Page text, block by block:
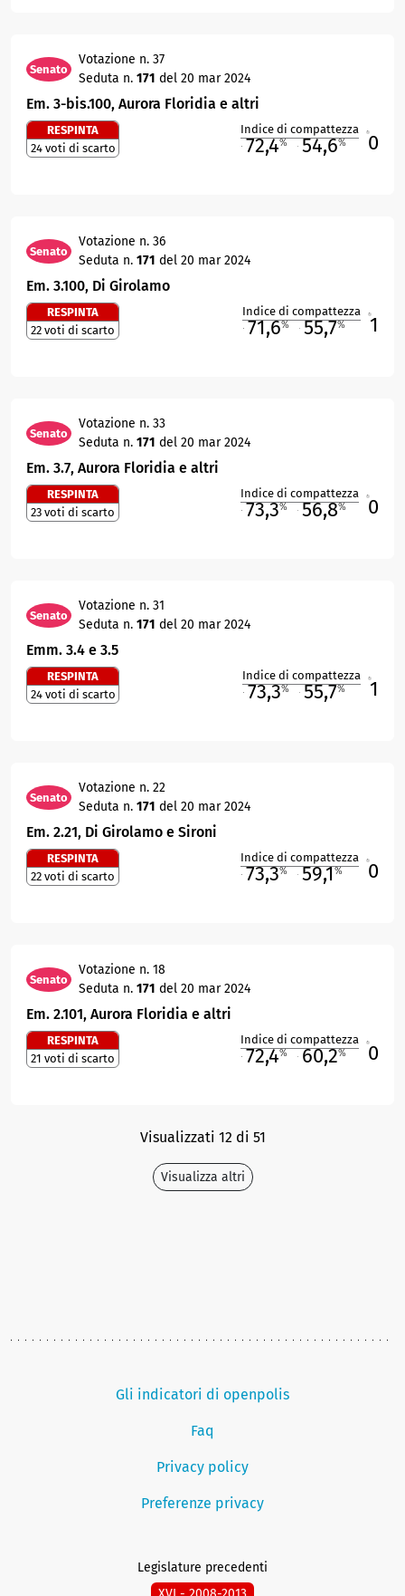
Senato
Votazione n. 37
Seduta n. 171 del 20 mar 2024
Em. 3-bis.100, Aurora Floridia e altri
RESPINTA
24 voti di scarto
Indice di compattezza
72,4% 54,6% 0
Senato
Votazione n. 36
Seduta n. 171 del 20 mar 2024
Em. 3.100, Di Girolamo
RESPINTA
22 voti di scarto
Indice di compattezza
71,6% 55,7% 1
Senato
Votazione n. 33
Seduta n. 171 del 20 mar 2024
Em. 3.7, Aurora Floridia e altri
RESPINTA
23 voti di scarto
Indice di compattezza
73,3% 56,8% 0
Senato
Votazione n. 31
Seduta n. 171 del 20 mar 2024
Emm. 3.4 e 3.5
RESPINTA
24 voti di scarto
Indice di compattezza
73,3% 55,7% 1
Senato
Votazione n. 22
Seduta n. 171 del 20 mar 2024
Em. 2.21, Di Girolamo e Sironi
RESPINTA
22 voti di scarto
Indice di compattezza
73,3% 59,1% 0
Senato
Votazione n. 18
Seduta n. 171 del 20 mar 2024
Em. 2.101, Aurora Floridia e altri
RESPINTA
21 voti di scarto
Indice di compattezza
72,4% 60,2% 0
Visualizzati 12 di 51
Visualizza altri
Gli indicatori di openpolis
Faq
Privacy policy
Preferenze privacy
Legislature precedenti